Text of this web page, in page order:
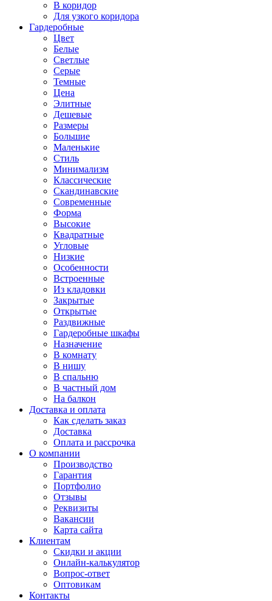
В коридор
Для узкого коридора
Гардеробные
Цвет
Белые
Светлые
Серые
Темные
Цена
Элитные
Дешевые
Размеры
Большие
Маленькие
Стиль
Минимализм
Классические
Скандинавские
Современные
Форма
Высокие
Квадратные
Угловые
Низкие
Особенности
Встроенные
Из кладовки
Закрытые
Открытые
Раздвижные
Гардеробные шкафы
Назначение
В комнату
В нишу
В спальню
В частный дом
На балкон
Доставка и оплата
Как сделать заказ
Доставка
Оплата и рассрочка
О компании
Производство
Гарантия
Портфолио
Отзывы
Реквизиты
Вакансии
Карта сайта
Клиентам
Скидки и акции
Онлайн-калькулятор
Вопрос-ответ
Оптовикам
Контакты